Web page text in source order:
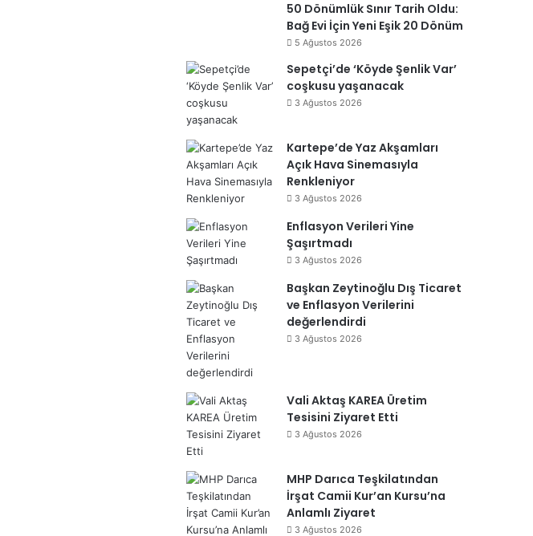
50 Dönümlük Sınır Tarih Oldu:
Bağ Evi İçin Yeni Eşik 20 Dönüm
5 Ağustos 2026
Sepetçi’de ‘Köyde Şenlik Var’
coşkusu yaşanacak
3 Ağustos 2026
Kartepe’de Yaz Akşamları
Açık Hava Sinemasıyla
Renkleniyor
3 Ağustos 2026
Enflasyon Verileri Yine
Şaşırtmadı
3 Ağustos 2026
Başkan Zeytinoğlu Dış Ticaret
ve Enflasyon Verilerini
değerlendirdi
3 Ağustos 2026
Vali Aktaş KAREA Üretim
Tesisini Ziyaret Etti
3 Ağustos 2026
MHP Darıca Teşkilatından
İrşat Camii Kur’an Kursu’na
Anlamlı Ziyaret
3 Ağustos 2026